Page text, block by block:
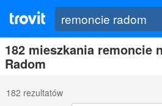
182 mieszkania remoncie
Radom
182 rezultatów